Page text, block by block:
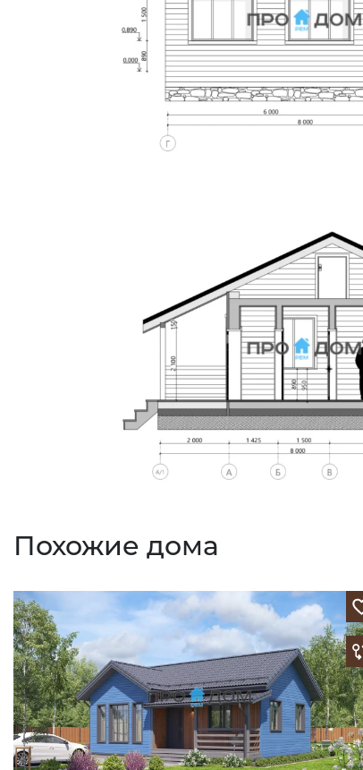
Похожие дома